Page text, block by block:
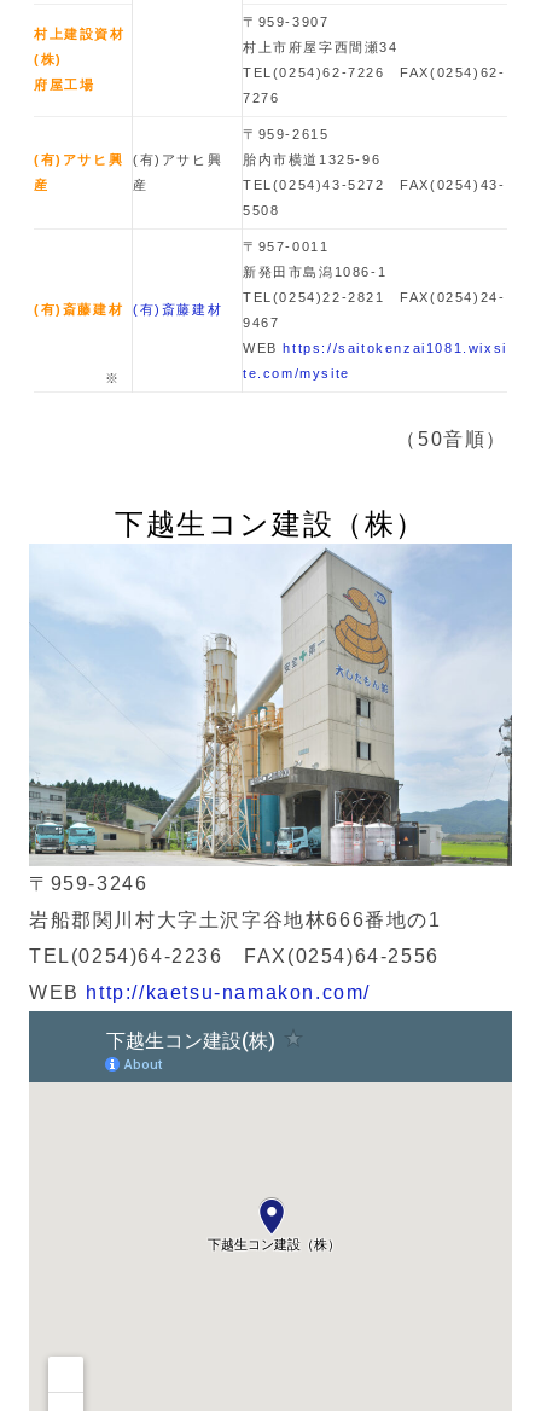
村上建設資材
(株)
府屋工場
〒959-3907
村上市府屋字西間瀬34
TEL(0254)62-7226 FAX(0254)62-
7276
(有) アサヒ興
産
(有) アサヒ興
産
〒959-2615
胎内市横道1325-96
TEL(0254)43-5272 FAX(0254)43-
5508
(有) 斎藤建材 (有) 斎藤建材
〒957-0011
新発田市島潟1086-1
TEL(0254)22-2821 FAX(0254)24-
9467
WEB https://saitokenzai1081.wixsi
te.com/mysite
（50音順）
下越生コン建設 （株）
〒959-3246
岩船郡関川村大字土沢字谷地林666番地の1
TEL(0254)64-2236 FAX(0254)64-2556
WEB http://kaetsu-namakon.com/